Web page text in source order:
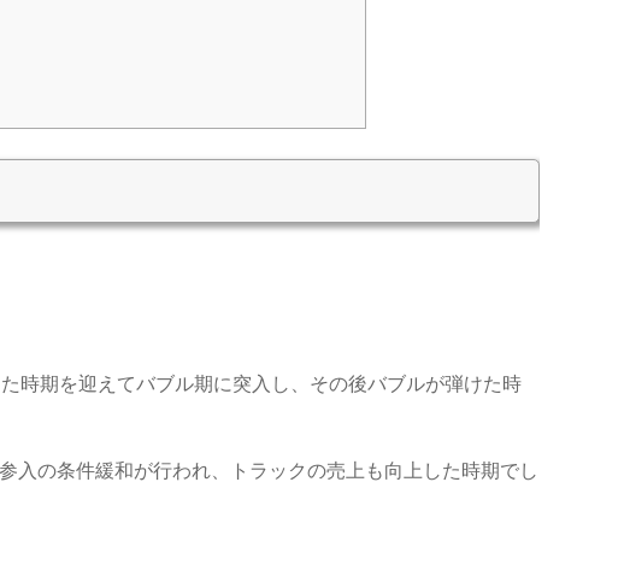
時期を迎えてバブル期に突入し、その後バブルが弾けた時
入の条件緩和が行われ、トラックの売上も向上した時期でし